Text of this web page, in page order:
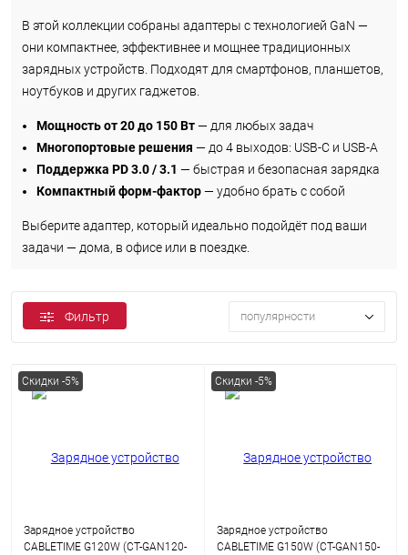
В этой коллекции собраны адаптеры с технологией GaN —
они компактнее, эффективнее и мощнее традиционных
зарядных устройств. Подходят для смартфонов, планшетов,
ноутбуков и других гаджетов.
Мощность от 20 до 150 Вт— для любых задач
Многопортовые решения — до 4 выходов: USB-C и USB-A
Поддержка PD 3.0 / 3.1 — быстрая и безопасная зарядка
Компактный форм-фактор— удобно брать с собой
Выберите адаптер, который идеально подойдёт под ваши
задачи — дома, в офисе или в поездке.
Фильтр популярности
Скидки -5%
Зарядное устройство
CABLETIME G120W (CT-GAN120-
Скидки -5%
Зарядное устройство
CABLETIME G150W (CT-GAN150-